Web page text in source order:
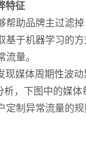
特征
帮助品牌主过滤
基于机器学习的
量。
现媒体周期性波
，下图中的媒
定制异常流量的